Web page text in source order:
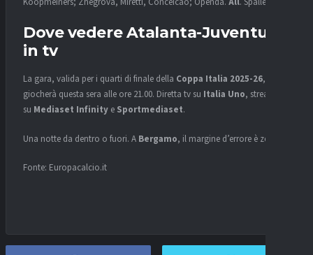
Dove vedere Atalanta-Juventus
in tv
La gara, valida per i quarti di finale della Coppa Italia 2025-26, si
giocherà questa sera alle ore 21.00. Diretta tv su Italia Uno, streaming
su Mediaset Infinity e Sportmediaset.
Una notte da dentro o fuori. A Bergamo, il margine d’errore è zero.
Fonte: Europacalcio.it